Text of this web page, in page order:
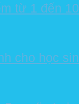
từ 1 đến
cho học